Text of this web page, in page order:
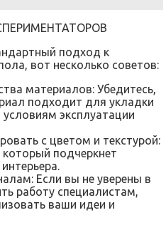
подход к
вот несколько советов:
материалов: Убедитесь,
подходит для укладки
эксплуатации
с цветом и текстурой:
подчеркнет
Если вы не уверены в
работу специалистам,
ваши идеи и